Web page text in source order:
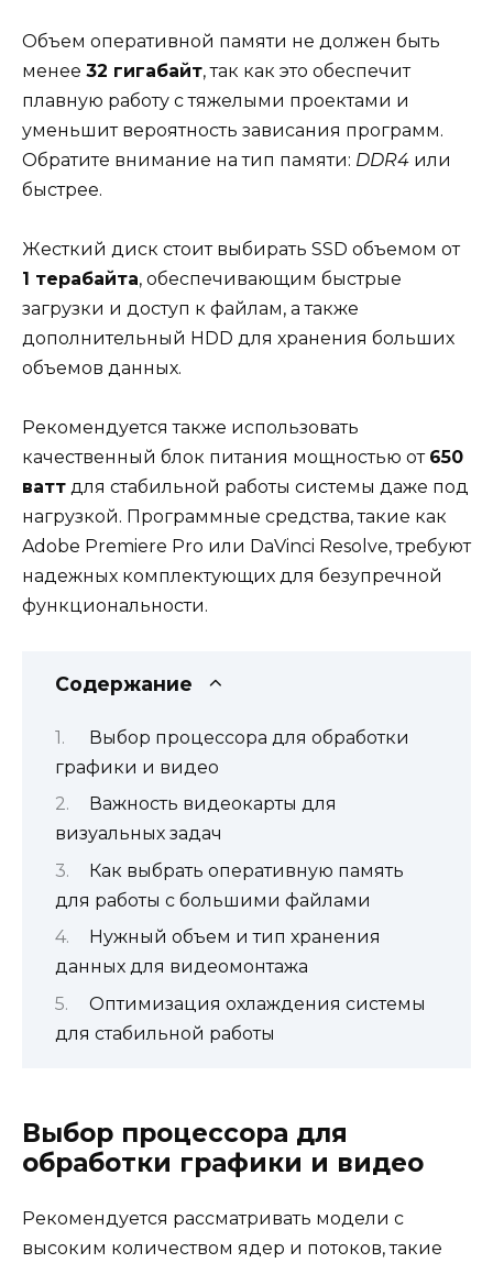
Объем оперативной памяти не должен быть
менее 32 гигабайт, так как это обеспечит
плавную работу с тяжелыми проектами и
уменьшит вероятность зависания программ.
Обратите внимание на тип памяти: DDR4 или
быстрее.
Жесткий диск стоит выбирать SSD объемом от
1 терабайта, обеспечивающим быстрые
загрузки и доступ к файлам, а также
дополнительный HDD для хранения больших
объемов данных.
Рекомендуется также использовать
качественный блок питания мощностью от 650
ватт для стабильной работы системы даже под
нагрузкой. Программные средства, такие как
Adobe Premiere Pro или DaVinci Resolve, требуют
надежных комплектующих для безупречной
функциональности.
Содержание
Выбор процессора для обработки
графики и видео
Важность видеокарты для
визуальных задач
Как выбрать оперативную память
для работы с большими файлами
Нужный объем и тип хранения
данных для видеомонтажа
Оптимизация охлаждения системы
для стабильной работы
Выбор процессора для
обработки графики и видео
Рекомендуется рассматривать модели с
высоким количеством ядер и потоков, такие